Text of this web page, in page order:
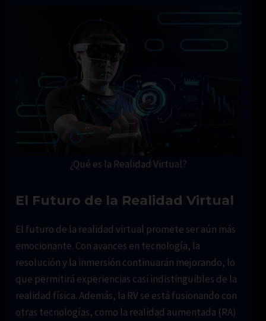
¿Qué es la Realidad Virtual?
El Futuro de la Realidad Virtual
El futuro de la realidad virtual promete ser aún más
emocionante. Con avances en tecnología, la
resolución y la inmersión continuarán mejorando, lo
que permitirá experiencias casi indistinguibles de la
realidad física. Además, la RV se está fusionando con
otras tecnologías, como la realidad aumentada (RA)